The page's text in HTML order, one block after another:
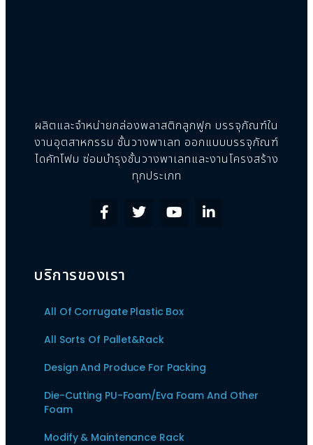
ผลิตและจำหน่ายกล่องพลาสติกลูกฟูก บรรจุภัณฑ์ใน
งานอุตสาหกรรม ชั้นวางพาเลท ออกแบบบรรจุภัณฑ์
ไดคัทโฟม ซ่อมบำรุงชั้นวางพาเลทและงานโครงสร้าง
ทุกประเภท
บริการของเรา
All Of Corrugate Plastic Box
All Sorts Of Pallet&Rack
Design And Produce For Packing
Die-Cutting PU-Foam/Eva Foam And Other
Foam
Modify & Maintenance Rack